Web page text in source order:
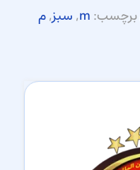
برچسب:m
,سبز,م